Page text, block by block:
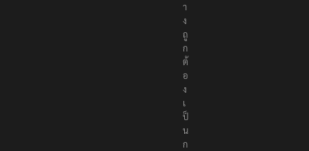
า
ง
ถู
ก
ต้
อ
ง
เ
ป็
น
ก